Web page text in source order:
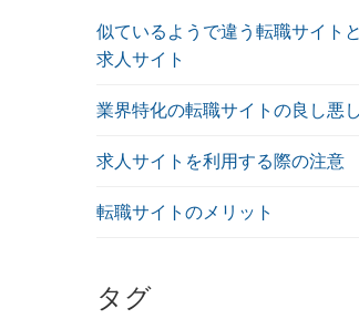
似ているようで違う転職サイトと
求人サイト
業界特化の転職サイトの良し悪し
求人サイトを利用する際の注意
転職サイトのメリット
タグ